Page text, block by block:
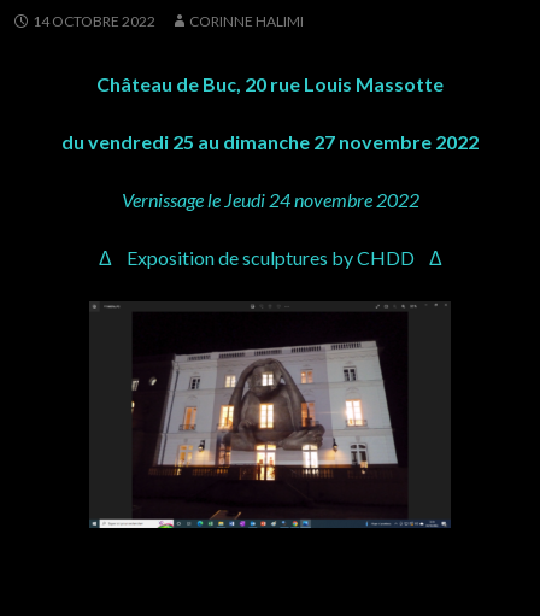
14 OCTOBRE 2022 CORINNE HALIMI
Château de Buc, 20 rue Louis Massotte
du vendredi 25 au dimanche 27 novembre 2022
Vernissage le Jeudi 24 novembre 2022
Δ Exposition de sculptures by CHDD Δ